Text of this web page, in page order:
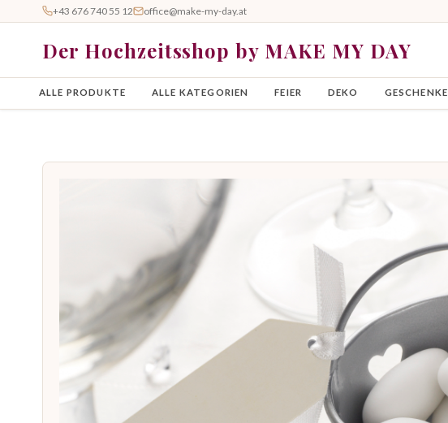
+43 676 740 55 12 office@make-my-day.at
Der Hochzeitsshop by MAKE MY DAY
ALLE PRODUKTE ALLE KATEGORIEN FEIER DEKO GESCHENKE